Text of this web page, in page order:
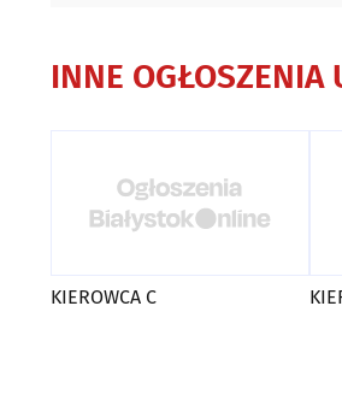
INNE OGŁOSZENIA
KIEROWCA C